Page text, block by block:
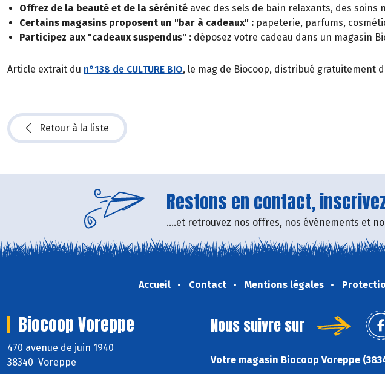
Offrez de la beauté et de la sérénité avec des sels de bain relaxants, des
Certains magasins proposent un "bar à cadeaux" : papeterie, parfums,
Participez aux "cadeaux suspendus" : déposez votre cadeau dans un magasin
Article extrait du n°138 de CULTURE BIO, le mag de Biocoop, distribué gratuitement
Retour à la liste
Restons en contact,
....et retrouvez nos offres, nos événements et
Accueil Contact Mentions légales
Biocoop Voreppe
470 avenue de juin 1940
38340 Voreppe
Nous suivre sur
Votre magasin Biocoop Voreppe